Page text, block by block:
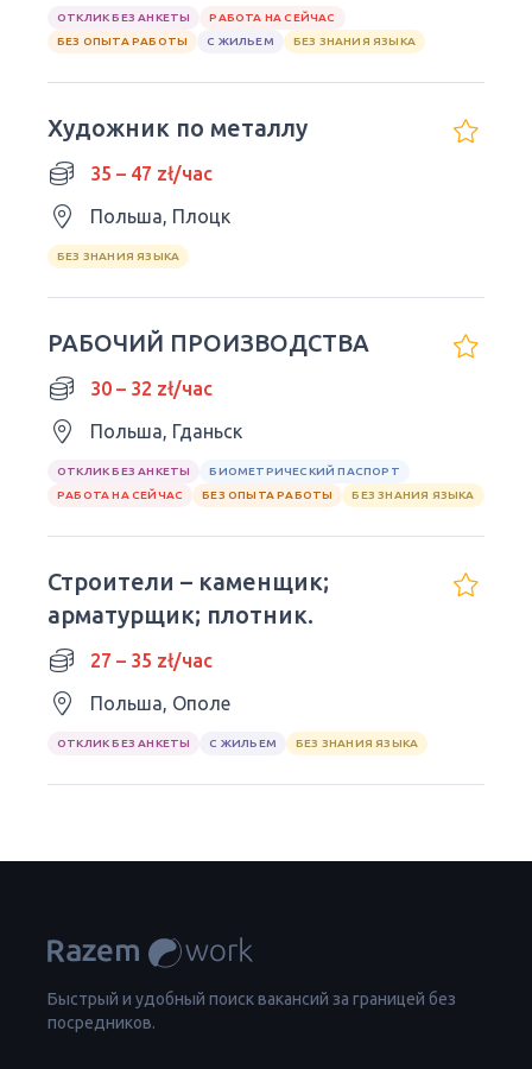
ОТКЛИК БЕЗ АНКЕТЫ
РАБОТА НА СЕЙЧАС
БЕЗ ОПЫТА РАБОТЫ
С ЖИЛЬЕМ БЕЗ ЗНАНИЯ ЯЗЫКА
Художник по металлу
35 – 47 zł/час
Польша, Плоцк
БЕЗ ЗНАНИЯ ЯЗЫКА
РАБОЧИЙ ПРОИЗВОДСТВА
30 – 32 zł/час
Польша, Гданьск
ОТКЛИК БЕЗ АНКЕТЫ
БИОМЕТРИЧЕСКИЙ ПАСПОРТ
РАБОТА НА СЕЙЧАС
БЕЗ ОПЫТА РАБОТЫ БЕЗ ЗНАНИЯ ЯЗЫКА
Строители – каменщик;
арматурщик; плотник.
27 – 35 zł/час
Польша, Ополе
ОТКЛИК БЕЗ АНКЕТЫ С ЖИЛЬЕМ БЕЗ ЗНАНИЯ ЯЗЫКА
Быстрый и удобный поиск вакансий за границей без
посредников.